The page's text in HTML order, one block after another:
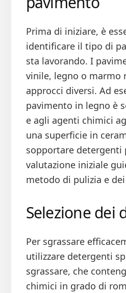
Prima di iniziare, è
identificare il tipo di
sta lavorando. I
vinile, legno o marmo
approcci diversi. Ad
pavimento in legno è
e agli agenti chimici
una superficie in
sopportare detergenti
valutazione iniziale
metodo di pulizia e
Selezione dei
Per sgrassare
utilizzare detergenti
sgrassare, che
chimici in grado di